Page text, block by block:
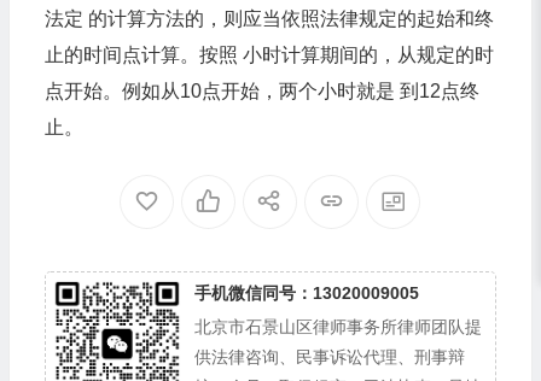
法定 的计算方法的，则应当依照法律规定的起始和终
止的时间点计算。按照 小时计算期间的，从规定的时
点开始。例如从10点开始，两个小时就是 到12点终
止。
手机微信同号：13020009005
北京市石景山区律师事务所律师团队提
供法律咨询、民事诉讼代理、刑事辩